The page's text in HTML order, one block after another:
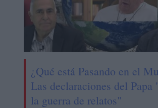
¿Qué está Pasando en el
Las declaraciones del Papa
la guerra de relatos"